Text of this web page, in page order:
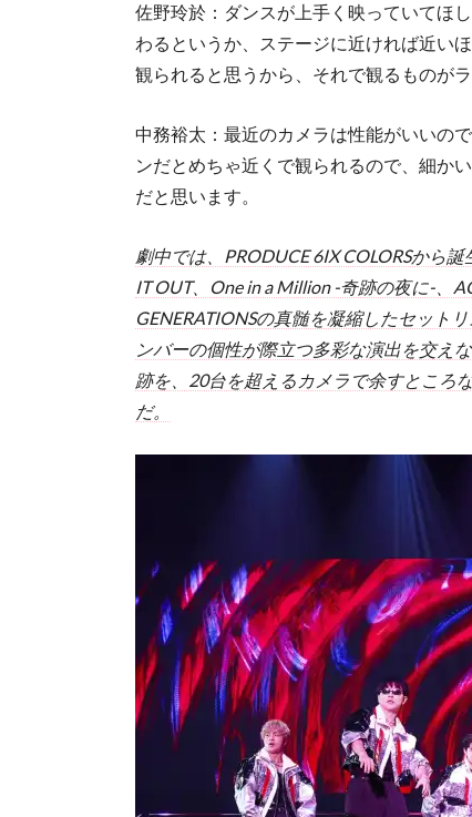
佐野玲於：ダンスが上手く映っていてほ
わるというか、ステージに近ければ近い
観られると思うから、それで観るものが
中務裕太：最近のカメラは性能がいいの
ンだとめちゃ近くで観られるので、細か
だと思います。
劇中では、PRODUCE 6IX COLORSから
IT OUT、One in a Million -奇跡の夜に-、
GENERATIONSの真髄を凝縮したセット
ンバーの個性が際立つ多彩な演出を交え
跡を、20台を超えるカメラで余すところ
だ。